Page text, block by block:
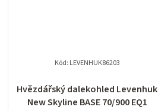
Hvězdářský dalekohled Levenhuk
New Skyline BASE 70/900 EQ1
Kód: LEVENHUK86203